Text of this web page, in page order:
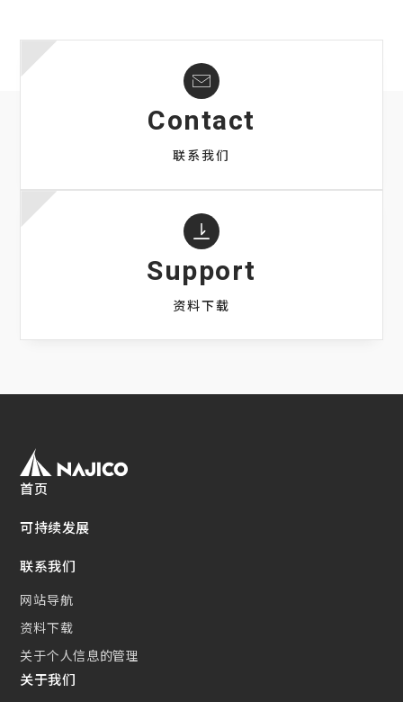
Contact
联系我们
Support
资料下载
首页
可持续发展
联系我们
网站导航
资料下载
关于个人信息的管理
关于我们